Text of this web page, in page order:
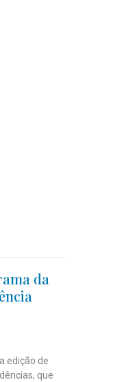
da
edição de
que